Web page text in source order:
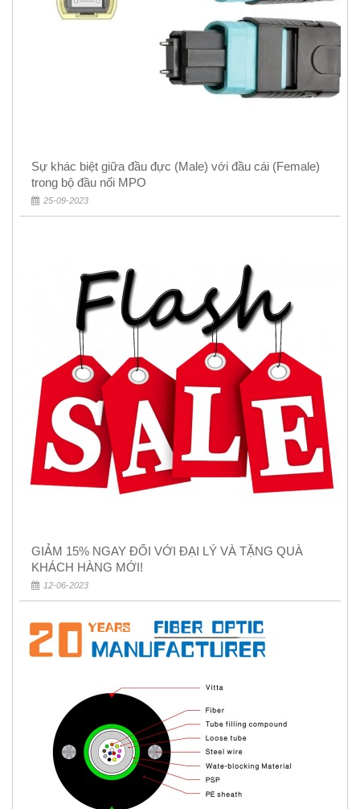
Sự khác biệt giữa đầu đực (Male) với đầu cái (Female)
trong bộ đầu nối MPO
25-09-2023
GIẢM 15% NGAY ĐỐI VỚI ĐẠI LÝ VÀ TẶNG QUÀ
KHÁCH HÀNG MỚI!
12-06-2023